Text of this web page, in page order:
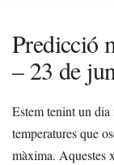
Predicció
– 23 de
Estem tenint un
temperatures que
màxima. Aquestes